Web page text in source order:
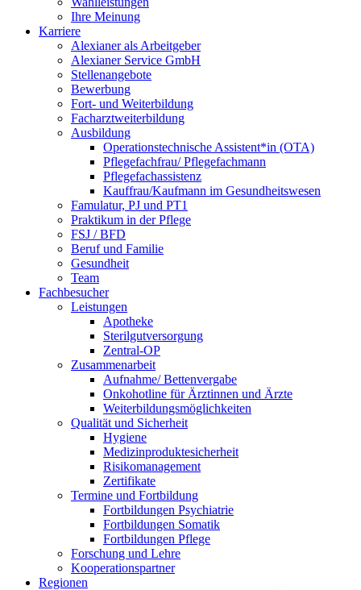
Ihre Meinung
Karriere
Alexianer als Arbeitgeber
Alexianer Service GmbH
Stellenangebote
Bewerbung
Fort- und Weiterbildung
Facharztweiterbildung
Ausbildung
Operationstechnische Assistent*in (OTA)
Pflegefachfrau/ Pflegefachmann
Pflegefachassistenz
Kauffrau/Kaufmann im Gesundheitswesen
Famulatur, PJ und PT1
Praktikum in der Pflege
FSJ / BFD
Beruf und Familie
Gesundheit
Team
Fachbesucher
Leistungen
Apotheke
Sterilgutversorgung
Zentral-OP
Zusammenarbeit
Aufnahme/ Bettenvergabe
Onkohotline für Ärztinnen und Ärzte
Weiterbildungsmöglichkeiten
Qualität und Sicherheit
Hygiene
Medizinproduktesicherheit
Risikomanagement
Zertifikate
Termine und Fortbildung
Fortbildungen Psychiatrie
Fortbildungen Somatik
Fortbildungen Pflege
Forschung und Lehre
Kooperationspartner
Regionen